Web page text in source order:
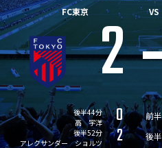
FC東京 VS
2
後半44分
高 宇洋
後半52分
アレクサンダー ショルツ
0 前半
2
後半